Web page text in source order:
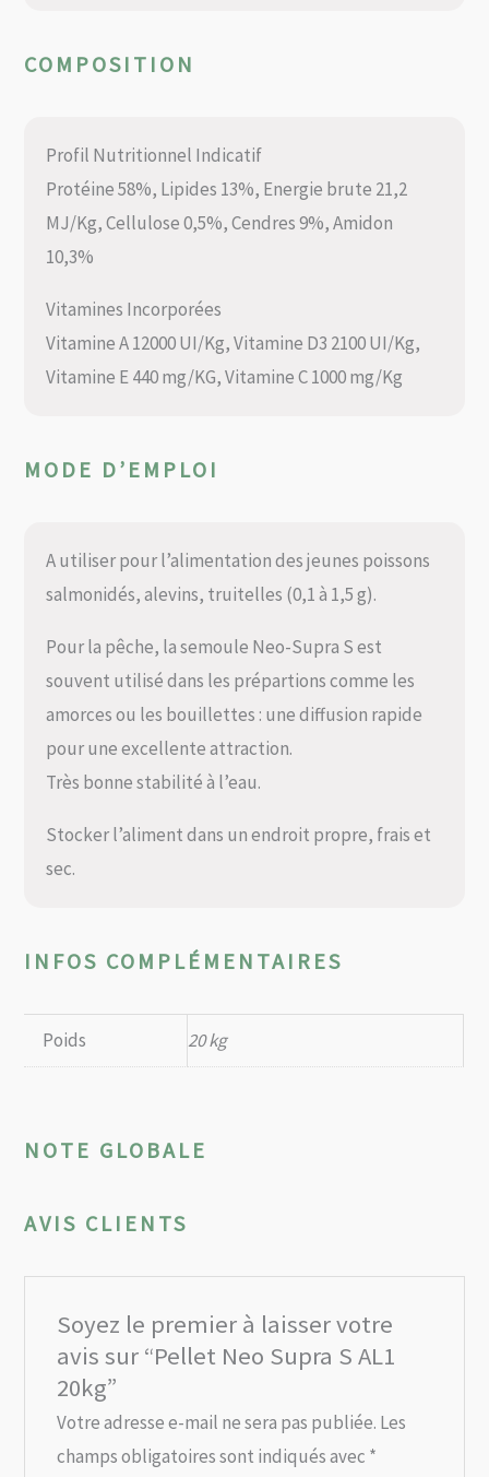
COMPOSITION
Profil Nutritionnel Indicatif
Protéine 58%, Lipides 13%, Energie brute 21,2
MJ/Kg, Cellulose 0,5%, Cendres 9%, Amidon
10,3%
Vitamines Incorporées
Vitamine A 12000 UI/Kg, Vitamine D3 2100 UI/Kg,
Vitamine E 440 mg/KG, Vitamine C 1000 mg/Kg
MODE D’EMPLOI
A utiliser pour l’alimentation des jeunes poissons
salmonidés, alevins, truitelles (0,1 à 1,5 g).
Pour la pêche, la semoule Neo-Supra S est
souvent utilisé dans les prépartions comme les
amorces ou les bouillettes : une diffusion rapide
pour une excellente attraction.
Très bonne stabilité à l’eau.
Stocker l’aliment dans un endroit propre, frais et
sec.
INFOS COMPLÉMENTAIRES
Poids 20 kg
NOTE GLOBALE
AVIS CLIENTS
Soyez le premier à laisser votre
avis sur “Pellet Neo Supra S AL1
20kg”
Votre adresse e-mail ne sera pas publiée. Les
champs obligatoires sont indiqués avec *